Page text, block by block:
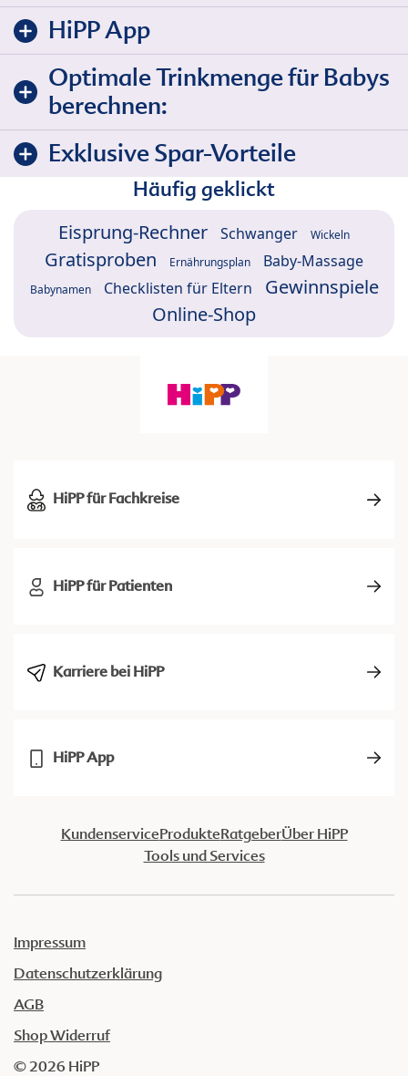
HiPP App
Optimale Trinkmenge für Babys
berechnen:
Exklusive Spar-Vorteile
Häufig geklickt
Eisprung-Rechner Schwanger Wickeln
Gratisproben Ernährungsplan Baby-Massage
Babynamen Checklisten für Eltern
Gewinnspiele
Online-Shop
HiPP für Fachkreise
HiPP für Patienten
Karriere bei HiPP
HiPP App
KundenserviceProdukteRatgeberÜber HiPP
Tools und Services
Impressum
Datenschutzerklärung
AGB
Shop Widerruf
© 2026 HiPP